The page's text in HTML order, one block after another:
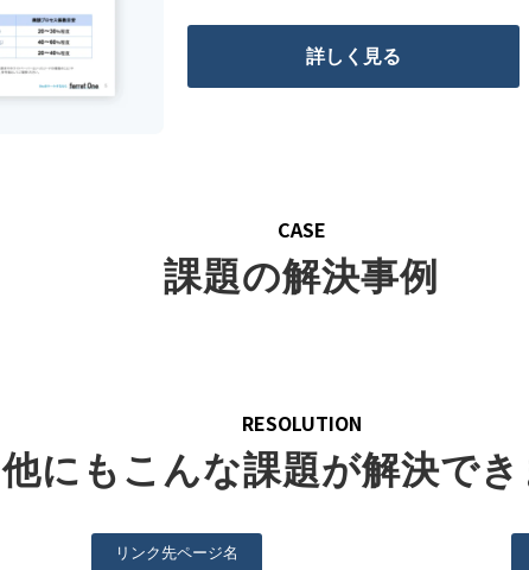
詳しく見る
CASE
課題の解決事例
RESOLUTION
他にもこんな課題が解決でき
リンク先ページ名